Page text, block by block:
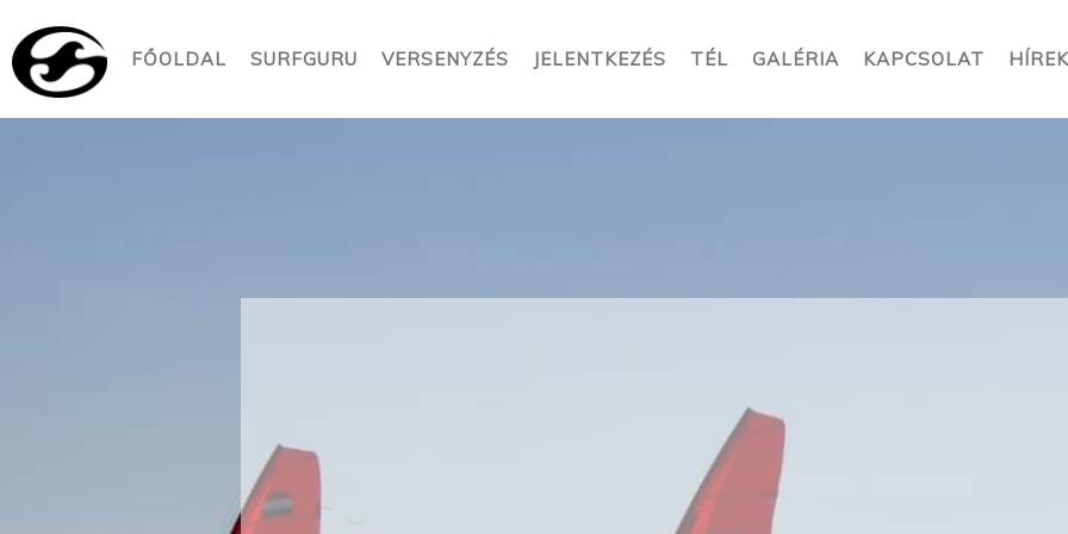
FŐOLDAL SURFGURU VERSENYZÉS JELENTKEZÉS TÉL GALÉRIA KAPCSOLAT HÍREK